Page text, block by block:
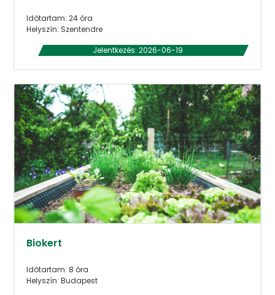
Időtartam: 24 óra
Helyszín: Szentendre
Jelentkezés: 2026-06-19
Biokert
Időtartam: 8 óra
Helyszín: Budapest